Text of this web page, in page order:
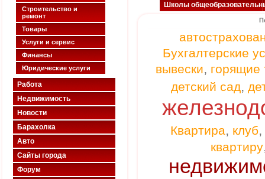
Строительство и
ремонт
Товары
Услуги и сервис
Финансы
Юридические услуги
Работа
Недвижимость
Новости
Барахолка
Авто
Сайты города
Форум
Школы
Бухгалтерские
вывески, горящие
детский сад,
Квартира, клуб,
квартиру